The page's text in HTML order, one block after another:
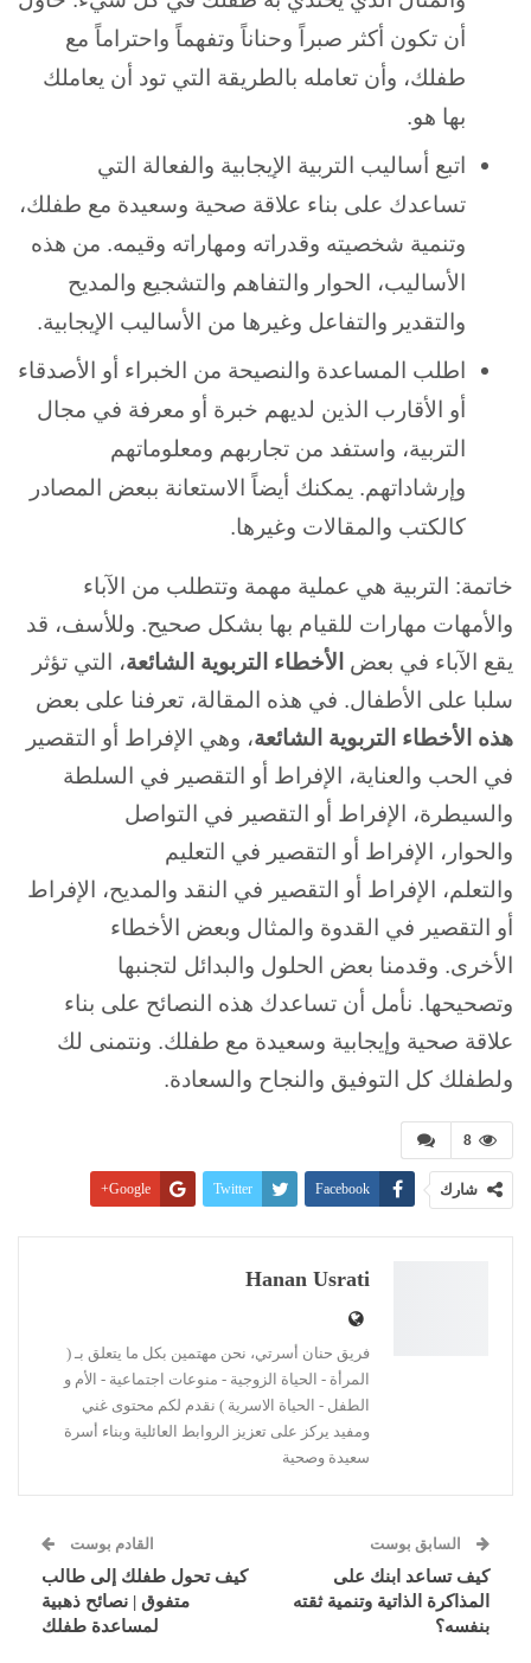
أن تكون أكثر صبراً وحناناً وتفهماً واحتراماً مع
طفلك، وأن تعامله بالطريقة التي تود أن يعاملك
بها هو.
اتبع أساليب التربية الإيجابية والفعالة التي
تساعدك على بناء علاقة صحية وسعيدة مع طفلك،
وتنمية شخصيته وقدراته ومهاراته وقيمه. من هذه
الأساليب، الحوار والتفاهم والتشجيع والمديح
والتقدير والتفاعل وغيرها من الأساليب الإيجابية.
اطلب المساعدة والنصيحة من الخبراء أو الأصدقاء
أو الأقارب الذين لديهم خبرة أو معرفة في مجال
التربية، واستفد من تجاربهم ومعلوماتهم
وإرشاداتهم. يمكنك أيضاً الاستعانة ببعض المصادر
كالكتب والمقالات وغيرها.
خاتمة: التربية هي عملية مهمة وتتطلب من الآباء
والأمهات مهارات للقيام بها بشكل صحيح. وللأسف، قد
يقع الآباء في بعض الأخطاء التربوية الشائعة، التي تؤثر
سلبا على الأطفال. في هذه المقالة، تعرفنا على بعض
هذه الأخطاء التربوية الشائعة، وهي الإفراط أو التقصير
في الحب والعناية، الإفراط أو التقصير في السلطة
والسيطرة، الإفراط أو التقصير في التواصل
والحوار، الإفراط أو التقصير في التعليم
والتعلم، الإفراط أو التقصير في النقد والمديح، الإفراط
أو التقصير في القدوة والمثال وبعض الأخطاء
الأخرى. وقدمنا بعض الحلول والبدائل لتجنبها
وتصحيحها. نأمل أن تساعدك هذه النصائح على بناء
علاقة صحية وإيجابية وسعيدة مع طفلك. ونتمنى لك
ولطفلك كل التوفيق والنجاح والسعادة.
8
شارك Facebook
Twitter
Google+
Linkedin
Hanan Usrati
فريق حنان أسرتي، نحن مهتمين بكل ما يتعلق بـ (
المرأة - الحياة الزوجية - منوعات اجتماعية - الأم و
الطفل - الحياة الاسرية ) نقدم لكم محتوى غني
ومفيد يركز على تعزيز الروابط العائلية وبناء أسرة
سعيدة وصحية
السابق بوست
كيف تساعد ابنك على
المذاكرة الذاتية وتنمية ثقته
بنفسه؟
القادم بوست
كيف تحول طفلك إلى طالب
متفوق | نصائح ذهبية
لمساعدة طفلك